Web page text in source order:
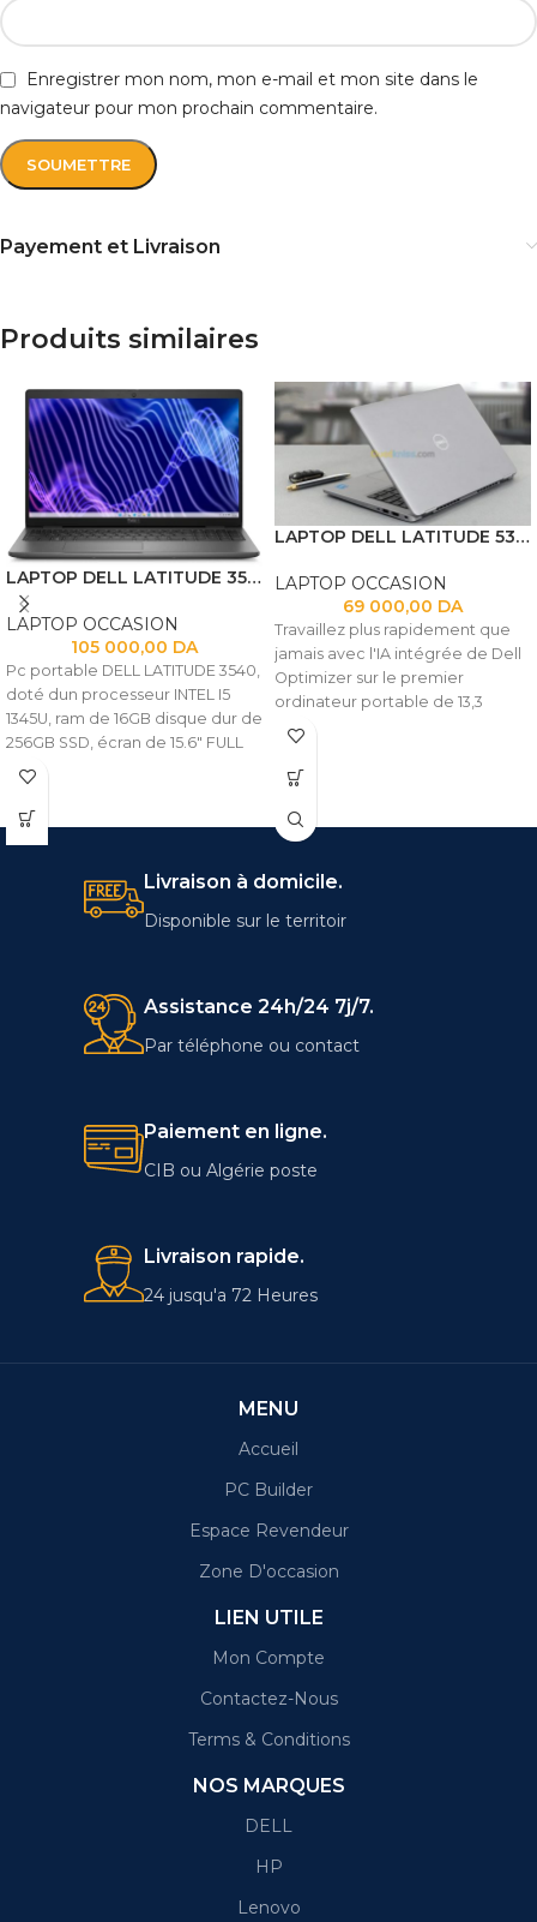
Enregistrer mon nom, mon e-mail et mon site dans le
navigateur pour mon prochain commentaire.
Payement et Livraison
Produits similaires
LAPTOP DELL LATITUDE 3540 I5 1345U 16GB 256 SSD 15.6 FHD
LAPTOP OCCASION
105 000,00 DA
Pc portable DELL LATITUDE 3540,
doté dun processeur INTEL I5
1345U, ram de 16GB disque dur de
256GB SSD, écran de 15.6" FULL
HD.
LAPTOP DELL LATITUDE 5320 I5 1145G7 16GB
LAPTOP OCCASION
69 000,00 DA
Travaillez plus rapidement que
jamais avec l'IA intégrée de Dell
Optimizer sur le premier
ordinateur portable de 13,3
pouces à utiliser des
d'arbres dans sa conception. Cet
doté d'un écran plus lumineux
avec ComfortView Plus, d'une
autonomie de batterie
prolongée et d'un réveil et d'un
verrouillage sans contact avec
Livraison à domicile.
Disponible sur le territoir
Assistance 24h/24 7j/7.
Par téléphone ou contact
Paiement en ligne.
CIB ou Algérie poste
Livraison rapide.
24 jusqu'a 72 Heures
MENU
Accueil
PC Builder
Espace Revendeur
Zone D'occasion
LIEN UTILE
Mon Compte
Contactez-Nous
Terms & Conditions
NOS MARQUES
DELL
HP
Lenovo